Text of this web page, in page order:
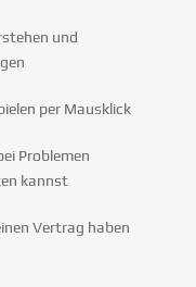
und
per Mausklick
Problemen
kannst
Vertrag haben